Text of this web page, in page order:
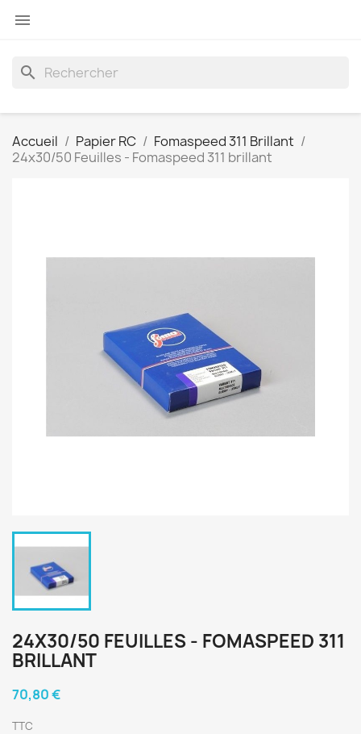

search
Accueil Papier RC
Fomaspeed 311 Brillant
24x30/50 Feuilles - Fomaspeed 311 brillant
24X30/50 FEUILLES - FOMASPEED 311
BRILLANT
70,80 €
TTC